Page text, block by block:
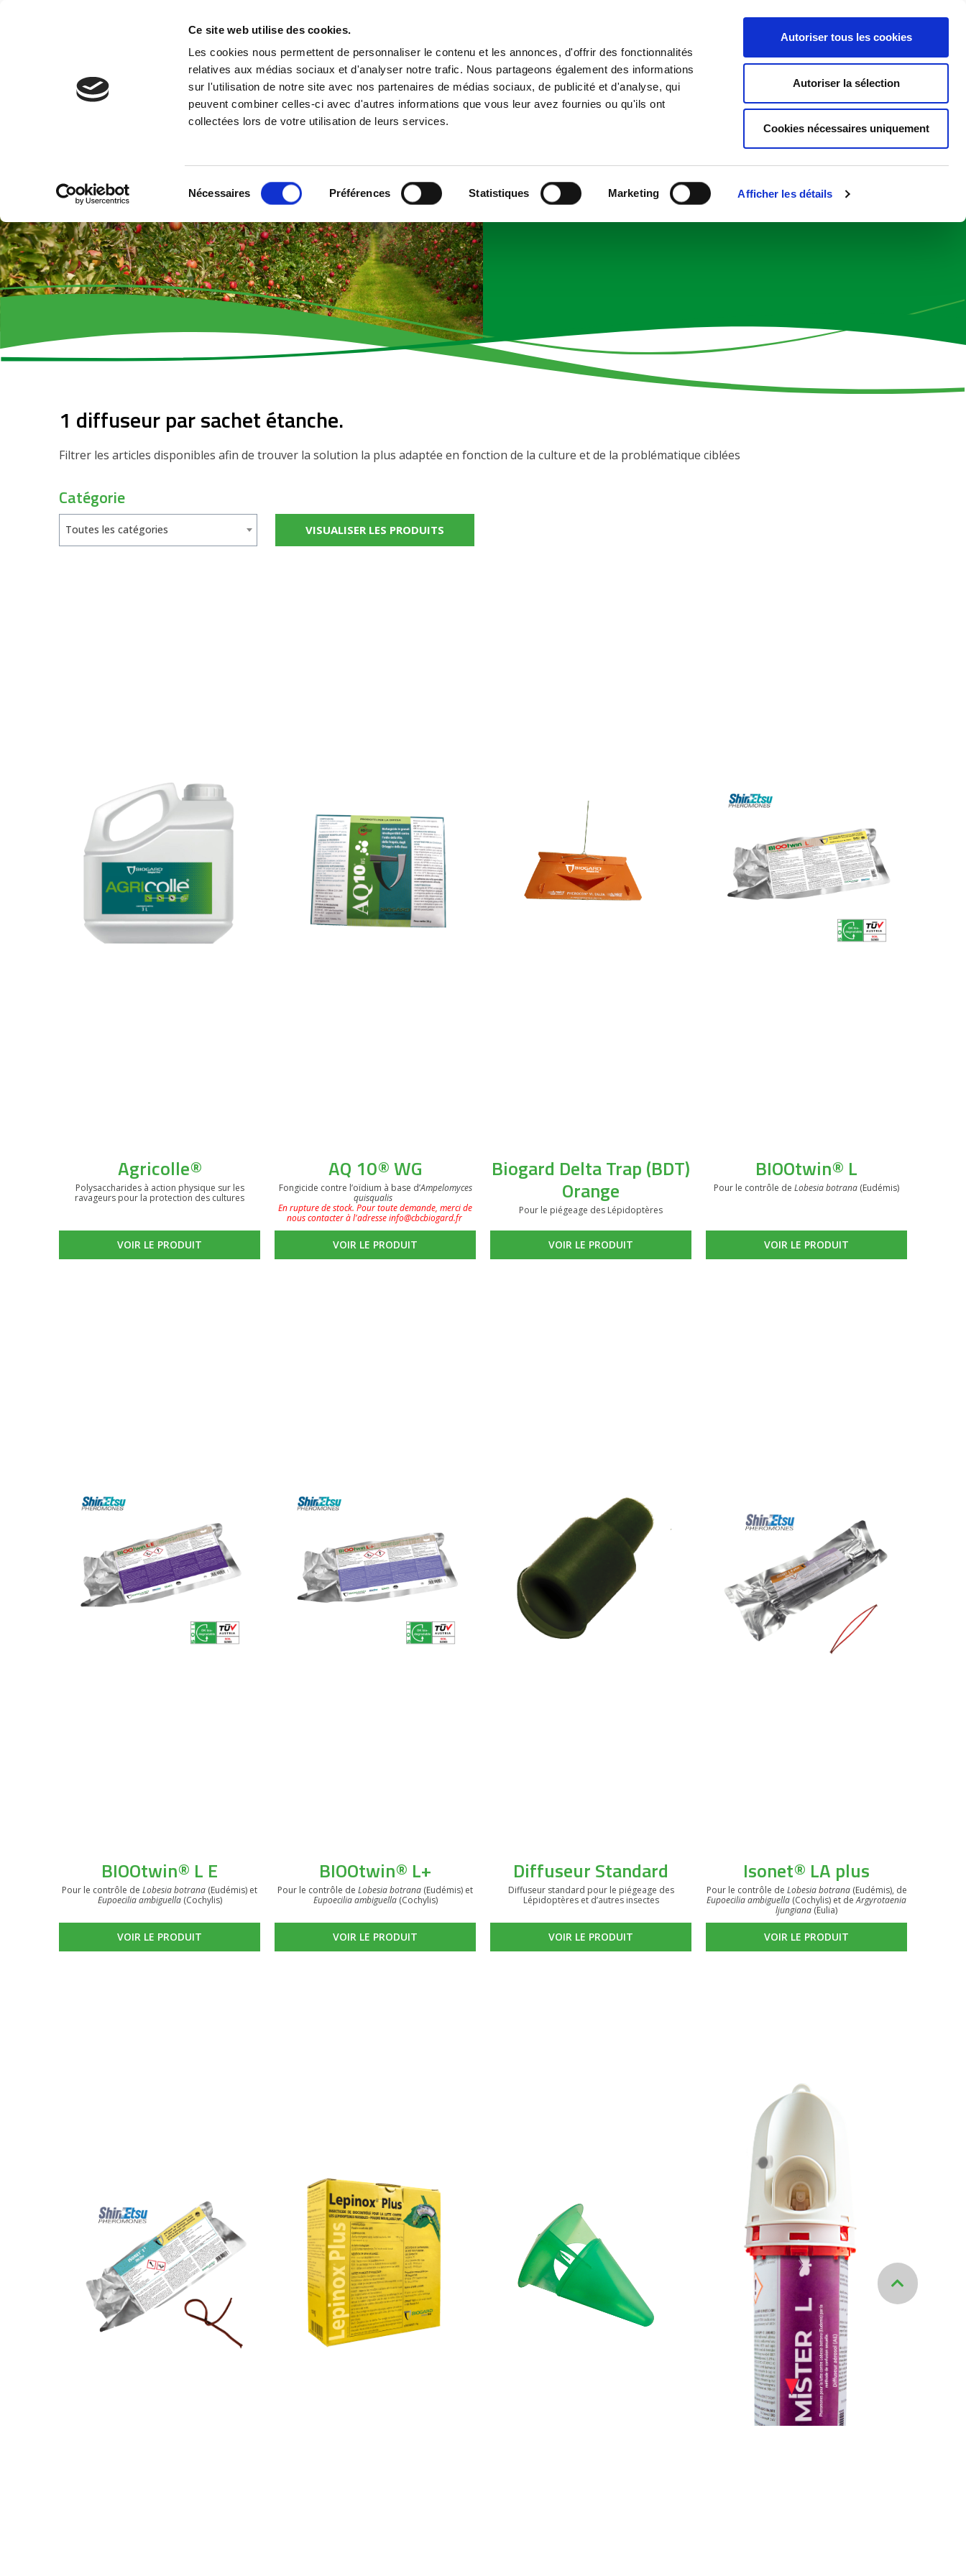
Ce site web utilise des cookies.
Les cookies nous permettent de personnaliser le contenu et les annonces, d'offrir des fonctionnalités
relatives aux médias sociaux et d'analyser notre trafic. Nous partageons également des informations
sur l'utilisation de notre site avec nos partenaires de médias sociaux, de publicité et d'analyse, qui
peuvent combiner celles-ci avec d'autres informations que vous leur avez fournies ou qu'ils ont
collectées lors de votre utilisation de leurs services.
Nécessaires Préférences Statistiques Marketing Afficher les détails
Autoriser tous les cookies
Autoriser la sélection
Cookies nécessaires uniquement
La Société
Accueil Produits Service Infos techniques Vidéos Recherche rapide
1 diffuseur par sachet
étanche.
1 diffuseur par sachet étanche.
Filtrer les articles disponibles afin de trouver la solution la plus adaptée en fonction de la culture et de la problématique ciblées
Catégorie
Toutes les catégories
Agricolle®
Polysaccharides à action physique sur les
ravageurs pour la protection des cultures
VOIR LE PRODUIT
AQ 10® WG
Fongicide contre l’oïdium à base d’Ampelomyces
quisqualis
En rupture de stock. Pour toute demande, merci de
nous contacter à l'adresse info@cbcbiogard.fr
VOIR LE PRODUIT
Biogard Delta Trap (BDT)
Orange
Pour le piégeage des Lépidoptères
VOIR LE PRODUIT
BIOOtwin® L
Pour le contrôle de Lobesia botrana (Eudémis)
VOIR LE PRODUIT
BIOOtwin® L E
Pour le contrôle de Lobesia botrana (Eudémis) et
Eupoecilia ambiguella(Cochylis)
VOIR LE PRODUIT
BIOOtwin® L+
Pour le contrôle de Lobesia botrana (Eudémis) et
Eupoecilia ambiguella(Cochylis)
VOIR LE PRODUIT
Diffuseur Standard
Diffuseur standard pour le piégeage des
Lépidoptères et d’autres insectes
VOIR LE PRODUIT
Isonet® LA plus
Pour le contrôle de Lobesia botrana(Eudémis), de
Eupoecilia ambiguella (Cochylis) et deArgyrotaenia
ljungiana (Eulia)
VOIR LE PRODUIT